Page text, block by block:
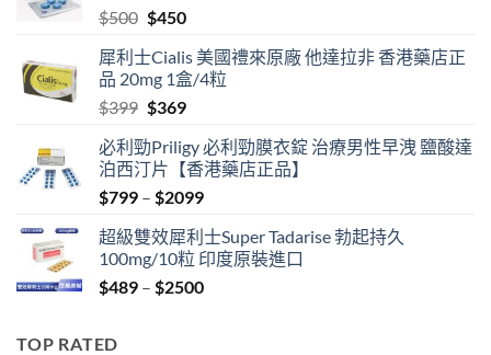
$500 Original
was:
$500.
$450Current
is:
$450.
犀利士Cialis 美國禮來原廠 他達拉非 香港藥店正
品 20mg 1盒/4粒
$399 Original
was:
$399.
$369Current
is:
$369.
必利勁Priligy 必利勁膜衣錠 治療男性早洩 鹽酸達
泊西汀片【香港藥店正品】
$799 – $2099Price
$799
through
$2099
超級雙效犀利士Super Tadarise 勃起持久
100mg/10粒 印度原裝進口
$489 – $2500Price
TOP RATED